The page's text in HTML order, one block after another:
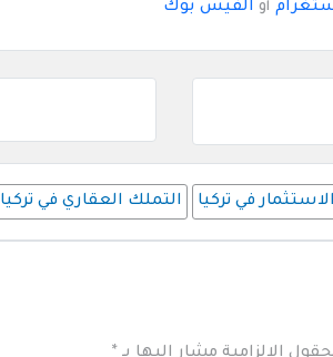
أو الفيس بوك
الاستثمار في تركيا التملك العقاري في تركيا
الإلزامية مشار إليها بـ *